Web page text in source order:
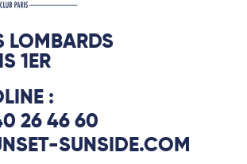
LOMBARDS
1ER
:
26 46 60
SUNSIDE.COM